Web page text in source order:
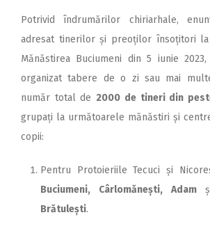
Potrivid îndrumărilor chiriarhale,
adresat tinerilor și preoților însoțitori
Mănăstirea Buciumeni din 5 iunie
organizat tabere de o zi sau mai
număr total de 2000 de tineri din
grupați la următoarele mănăstiri și
copii:
Pentru Protoieriile Tecuci și
Buciumeni, Cârlomănești, Adam
Brătulești.